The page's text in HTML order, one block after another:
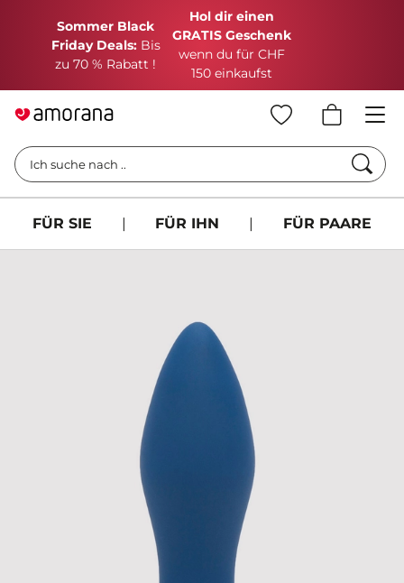
Sommer Black
Friday Deals: Bis
zu 70 % Rabatt !
Hol dir einen
GRATIS Geschenk
wenn du für CHF
150 einkaufst
Ich suche nach ..
FÜR SIE | FÜR IHN | FÜR PAARE